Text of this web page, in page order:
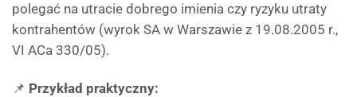
polegać na utracie dobrego imienia czy ryzyku utraty
kontrahentów (wyrok SA w Warszawie z 19.08.2005 r.,
VI ACa 330/05).
📌 Przykład praktyczny: